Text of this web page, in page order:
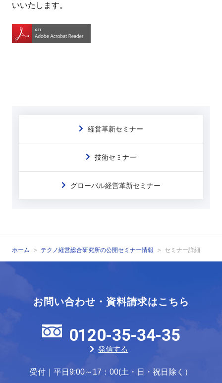
いいたします。
経営革新セミナー
技術セミナー
グローバル経営革新セミナー
ホーム テクノ経営総合研究所の公開セミナー情報 セミナー詳細
お問い合わせ・資料請求はこちら
0120-35-34-35
発信する
受付｜平日9:00～17：00(土・日・祝日除く）